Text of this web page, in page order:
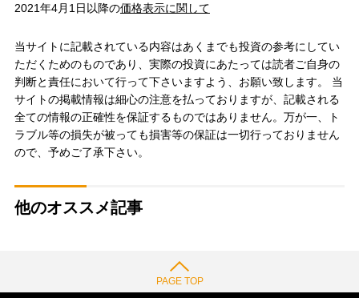
2021年4月1日以降の価格表示に関して
当サイトに記載されている内容はあくまでも投資の参考にしてい
ただくためのものであり、実際の投資にあたっては読者ご自身の
判断と責任において行って下さいますよう、お願い致します。 当
サイトの掲載情報は細心の注意を払っておりますが、記載される
全ての情報の正確性を保証するものではありません。万が一、ト
ラブル等の損失が被っても損害等の保証は一切行っておりません
ので、予めご了承下さい。
他のオススメ記事
PAGE TOP